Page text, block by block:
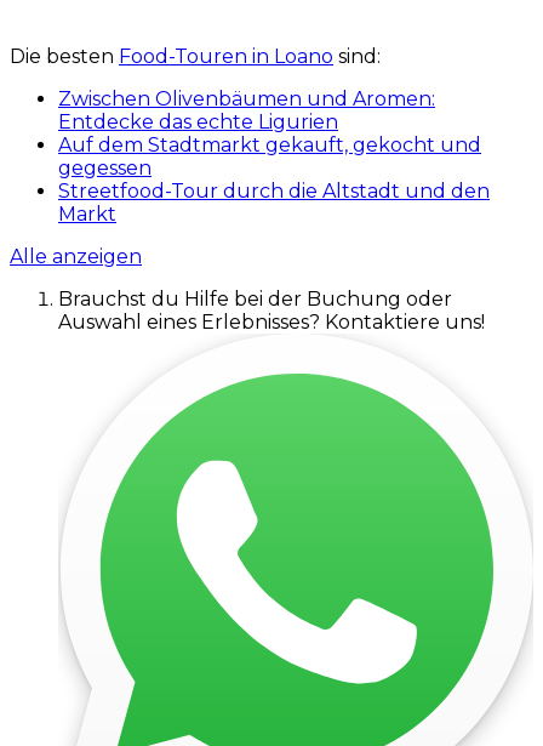
Die besten Food-Touren in Loano sind:
Zwischen Olivenbäumen und Aromen:
Entdecke das echte Ligurien
Auf dem Stadtmarkt gekauft, gekocht und
gegessen
Streetfood-Tour durch die Altstadt und den
Markt
Alle anzeigen
Brauchst du Hilfe bei der Buchung oder
Auswahl eines Erlebnisses? Kontaktiere uns!